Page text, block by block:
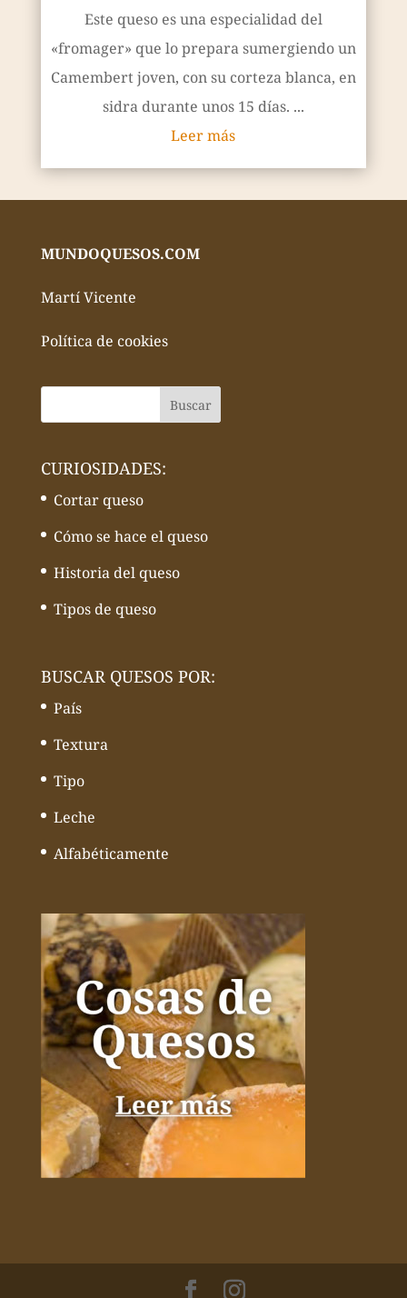
Este queso es una especialidad del
«fromager» que lo prepara sumergiendo un
Camembert joven, con su corteza blanca, en
sidra durante unos 15 días. ...
Leer más
MUNDOQUESOS.COM
Martí Vicente
Política de cookies
CURIOSIDADES:
Cortar queso
Cómo se hace el queso
Historia del queso
Tipos de queso
BUSCAR QUESOS POR:
País
Textura
Tipo
Leche
Alfabéticamente